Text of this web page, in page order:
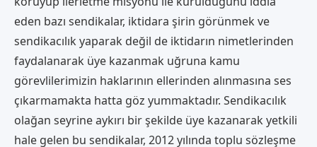
eden bazı sendikalar, iktidara şirin görünmek ve
sendikacılık yaparak değil de iktidarın nimetlerinden
faydalanarak üye kazanmak uğruna kamu
görevlilerimizin haklarının ellerinden alınmasına ses
çıkarmamakta hatta göz yummaktadır. Sendikacılık
olağan seyrine aykırı bir şekilde üye kazanarak yetkili
hale gelen bu sendikalar, 2012 yılında toplu sözleşme